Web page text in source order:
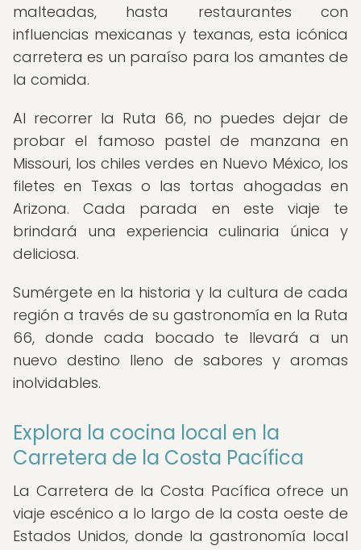
malteadas, hasta restaurantes con
influencias mexicanas y texanas, esta icónica
carretera es un paraíso para los amantes de
la comida.
Al recorrer la Ruta 66, no puedes dejar de
probar el famoso pastel de manzana en
Missouri, los chiles verdes en Nuevo México, los
filetes en Texas o las tortas ahogadas en
Arizona. Cada parada en este viaje te
brindará una experiencia culinaria única y
deliciosa.
Sumérgete en la historia y la cultura de cada
región a través de su gastronomía en la Ruta
66, donde cada bocado te llevará a un
nuevo destino lleno de sabores y aromas
inolvidables.
Explora la cocina local en la
Carretera de la Costa Pacífica
La Carretera de la Costa Pacífica ofrece un
viaje escénico a lo largo de la costa oeste de
Estados Unidos, donde la gastronomía local